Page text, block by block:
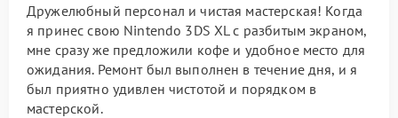
Дружелюбный персонал и чистая мастерская! Когда
я принес свою Nintendo 3DS XL с разбитым экраном,
мне сразу же предложили кофе и удобное место для
ожидания. Ремонт был выполнен в течение дня, и я
был приятно удивлен чистотой и порядком в
мастерской.